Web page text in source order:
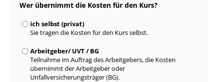
Wer übernimmt die Kosten für den Kurs?
ich selbst (privat)
Sie tragen die Kosten für den Kurs selbst.
Arbeitgeber/ UVT / BG
Teilnahme im Auftrag des Arbeitgebers, die Kosten
übernimmt der Arbeitgeber oder
Unfallversicherungsträger (BG).